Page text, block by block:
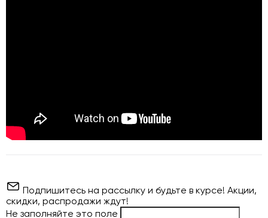
Подпишитесь на рассылку и будьте в курсе! Акции,
скидки, распродажи ждут!
Не заполняйте это поле